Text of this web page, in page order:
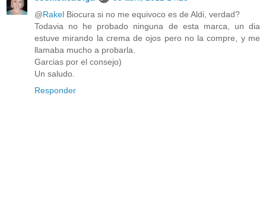
@Rakel Biocura si no me equivoco es de Aldi, verdad?
Todavia no he probado ninguna de esta marca, un dia
estuve mirando la crema de ojos pero no la compre, y me
llamaba mucho a probarla.
Garcias por el consejo)
Un saludo.
Responder